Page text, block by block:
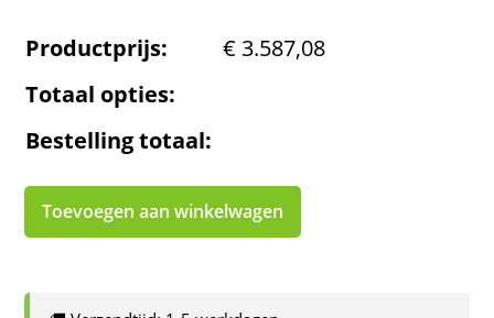
Productprijs: € 3.587,08
Totaal opties:
Bestelling totaal:
Toevoegen aan winkelwagen